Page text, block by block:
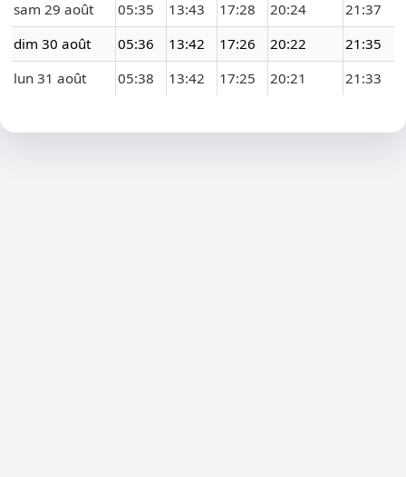
sam 29 août 05:35 13:43 17:28 20:24
21:37
dim 30 août
05:36 13:42 17:26 20:22
21:35
lun 31 août
05:38 13:42 17:25 20:21 21:33